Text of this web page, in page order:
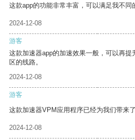
这款app的功能非常丰富，可以满足我不同
2024-12-08
游客
这款加速器app的加速效果一般，可以再
区的线路。
2024-12-08
游客
这款加速器VPM应用程序已经为我们带来
2024-12-08